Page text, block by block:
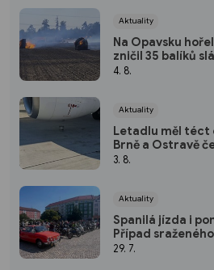
Aktuality
Na Opavsku
zničil 35 balíků
4. 8.
Aktuality
Letadlu měl téct
Brně a Ostravě
Tuniska 6 hodin
3. 8.
Aktuality
Spanilá jízda i
Případ
prověřuje
29. 7.